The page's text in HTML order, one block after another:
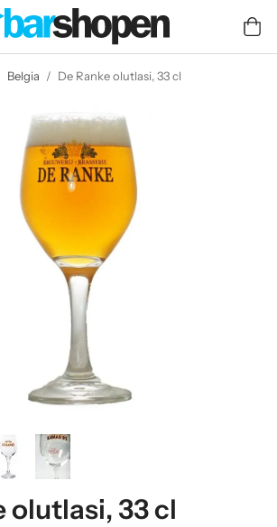
Belgia / De Ranke olutlasi, 33 cl
olutlasi, 33 cl